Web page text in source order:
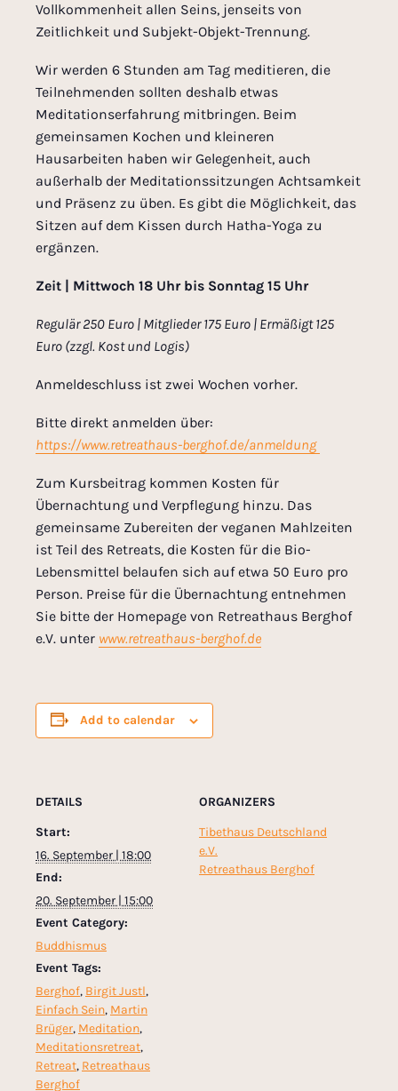
Vollkommenheit allen Seins, jenseits von
Zeitlichkeit und Subjekt-Objekt-Trennung.
Wir werden 6 Stunden am Tag meditieren, die
Teilnehmenden sollten deshalb etwas
Meditationserfahrung mitbringen. Beim
gemeinsamen Kochen und kleineren
Hausarbeiten haben wir Gelegenheit, auch
außerhalb der Meditationssitzungen Achtsamkeit
und Präsenz zu üben. Es gibt die Möglichkeit, das
Sitzen auf dem Kissen durch Hatha-Yoga zu
ergänzen.
Zeit | Mittwoch 18 Uhr bis Sonntag 15 Uhr
Regulär 250 Euro | Mitglieder 175 Euro | Ermäßigt 125
Euro (zzgl. Kost und Logis)
Anmeldeschluss ist zwei Wochen vorher.
Bitte direkt anmelden über:
https://www.retreathaus-berghof.de/anmeldung
Zum Kursbeitrag kommen Kosten für
Übernachtung und Verpflegung hinzu. Das
gemeinsame Zubereiten der veganen Mahlzeiten
ist Teil des Retreats, die Kosten für die Bio-
Lebensmittel belaufen sich auf etwa 50 Euro pro
Person. Preise für die Übernachtung entnehmen
Sie bitte der Homepage von Retreathaus Berghof
e.V. unter www.retreathaus-berghof.de
Add to calendar
DETAILS
Start:
16. September | 18:00
End:
20. September | 15:00
Event Category:
Buddhismus
Event Tags:
Berghof, Birgit Justl,
Einfach Sein, Martin
Brüger, Meditation,
Meditationsretreat,
Retreat, Retreathaus
Berghof
ORGANIZERS
Tibethaus Deutschland
e.V.
Retreathaus Berghof